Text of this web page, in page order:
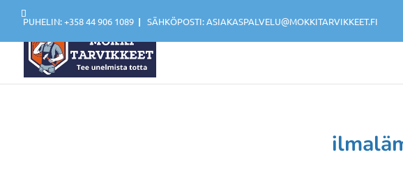
PUHELIN: +358 44 906 1089 | SÄHKÖPOSTI: ASIAKASPALVELU@MOKKITARVIKKEET.FI